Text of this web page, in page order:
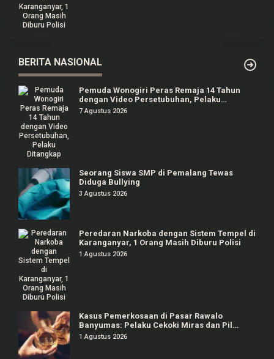
BERITA NASIONAL
Pemuda Wonogiri Peras Remaja 14 Tahun
dengan Video Persetubuhan, Pelaku
Ditangkap
7 Agustus 2026
Seorang Siswa SMP di Pemalang Tewas
Diduga Bullying
3 Agustus 2026
Peredaran Narkoba dengan Sistem Tempel di
Karanganyar, 1 Orang Masih Diburu Polisi
1 Agustus 2026
Kasus Pemerkosaan di Pasar Rawalo
Banyumas: Pelaku Cekoki Miras dan Pil
Koplo
1 Agustus 2026